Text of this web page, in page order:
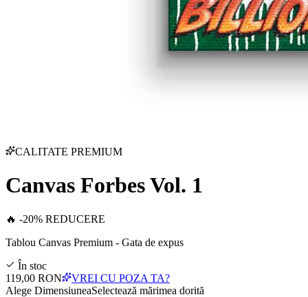
CALITATE PREMIUM
Canvas Forbes Vol. 1
🔥 -20% REDUCERE
Tablou Canvas Premium - Gata de expus
În stoc
119,00 RON
VREI CU POZA TA?
Alege DimensiuneaSelectează mărimea dorită